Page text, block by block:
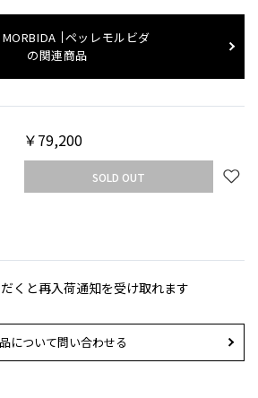
ペッレモルビダ
の関連商品
￥79,200
SOLD OUT
くと再入荷通知を受け取れます
について問い合わせる